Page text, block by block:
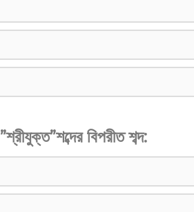
”শ্রীযুক্ত”শব্দের বিপরীত শব্দ: